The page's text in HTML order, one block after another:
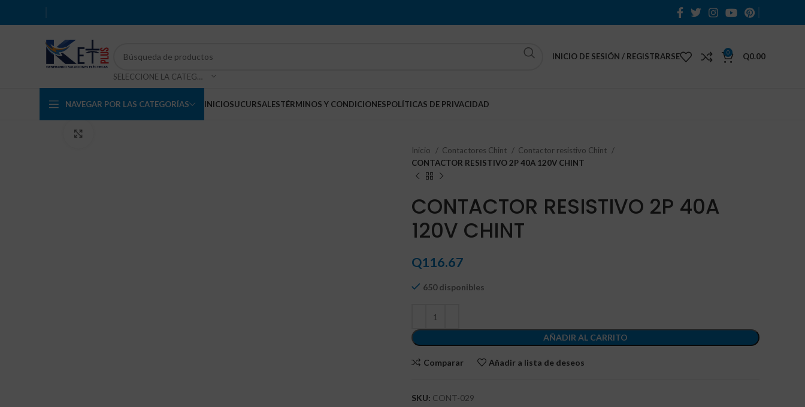
SELECCIONE LA CATEGORÍA
INICIO DE SESIÓN / REGISTRARSE 0 Q0.00
NAVEGAR POR LAS CATEGORÍAS INICIOSUCURSALESTÉRMINOS Y CONDICIONESPOLÍTICAS DE PRIVACIDAD
Inicio
Contactores Chint
Contactor resistivo Chint
CONTACTOR RESISTIVO 2P 40A 120V CHINT
CONTACTOR RESISTIVO 2P 40A
120V CHINT
Q116.67
650 disponibles
AÑADIR AL CARRITO
Comparar Añadir a lista de deseos
SKU: CONT-029